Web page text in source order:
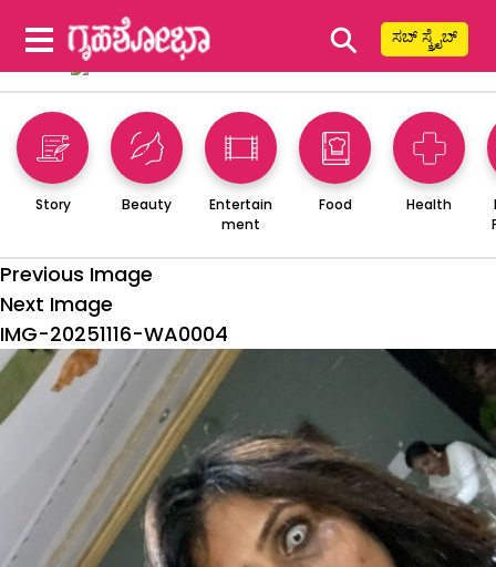
⚲ ಸಬ್ ಸ್ಕ್ರೈಬ್
Story Beauty
Entertain
ment
Food Health
Previous Image
Next Image
IMG-20251116-WA0004